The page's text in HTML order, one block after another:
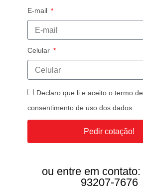
E-mail
Celular
Declaro que li e aceito o termo de
consentimento de uso dos dados
Pedir cotação!
ou entre em contato:
93207-7676